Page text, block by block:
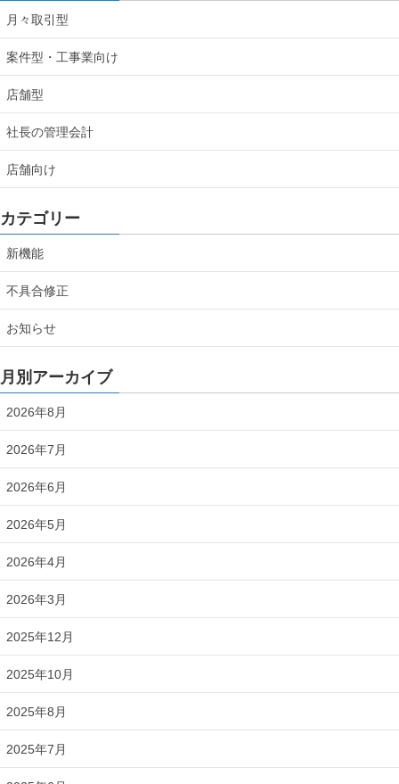
月々取引型
案件型・工事業向け
店舗型
社長の管理会計
店舗向け
カテゴリー
新機能
不具合修正
お知らせ
月別アーカイブ
2026年8月
2026年7月
2026年6月
2026年5月
2026年4月
2026年3月
2025年12月
2025年10月
2025年8月
2025年7月